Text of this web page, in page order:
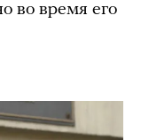
во время его